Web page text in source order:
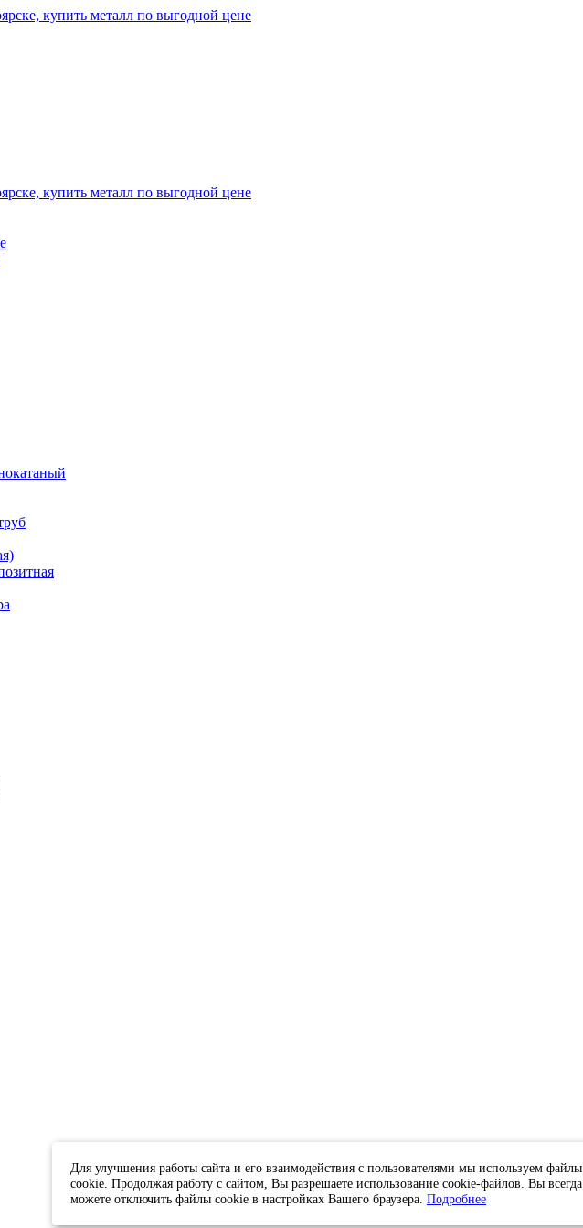
Для улучшения работы сайта и его взаимодействия с пользователями мы используем файлы
cookie. Продолжая работу с сайтом, Вы разрешаете использование cookie-файлов. Вы всегда
можете отключить файлы cookie в настройках Вашего браузера. Подробнее